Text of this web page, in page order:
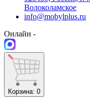
Волоколамское
info@mobylplus.ru
Онлайн -
Корзина: 0